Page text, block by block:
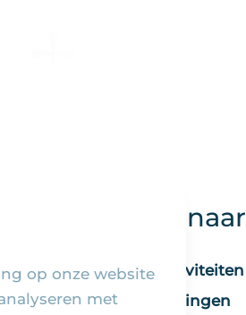
op onze website
met
Snel naar
Activiteiten
Vieringen